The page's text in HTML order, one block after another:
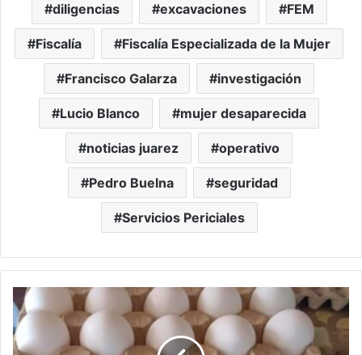
diligencias excavaciones FEM
Fiscalía Fiscalía Especializada de la Mujer
Francisco Galarza investigación
Lucio Blanco mujer desaparecida
noticias juarez operativo
Pedro Buelna seguridad
Servicios Periciales
Texas
recibirá
más
de